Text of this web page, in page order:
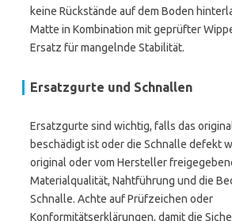
keine Rückstände auf dem Boden
Matte in Kombination mit geprüfter
Ersatz für mangelnde Stabilität.
Ersatzgurte und Schnallen
Ersatzgurte sind wichtig, falls das
beschädigt ist oder die Schnalle defekt
original oder vom Hersteller
Materialqualität, Nahtführung und die
Schnalle. Achte auf Prüfzeichen oder
Konformitätserklärungen, damit die